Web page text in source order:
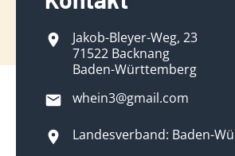
Jakob-Bleyer-Weg, 23
71522 Backnang
Baden-Württemberg
whein3@gmail.com
Landesverband: Baden-